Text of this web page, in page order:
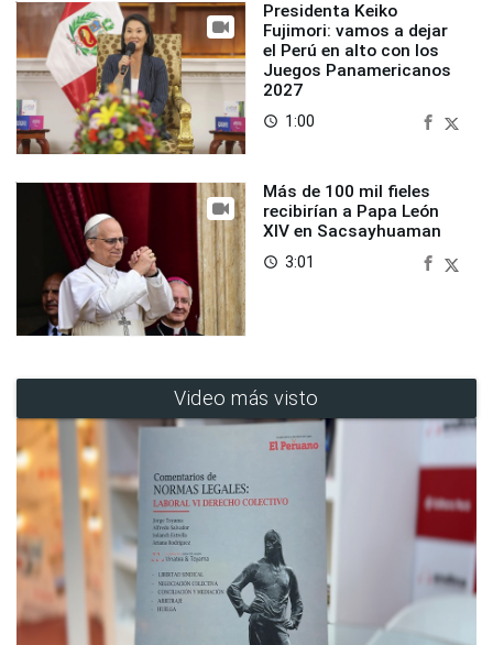
Presidenta Keiko
Fujimori: vamos a dejar
el Perú en alto con los
Juegos Panamericanos
2027
access_time 1:00
Más de 100 mil fieles
recibirían a Papa León
XIV en Sacsayhuaman
access_time 3:01
Video más visto